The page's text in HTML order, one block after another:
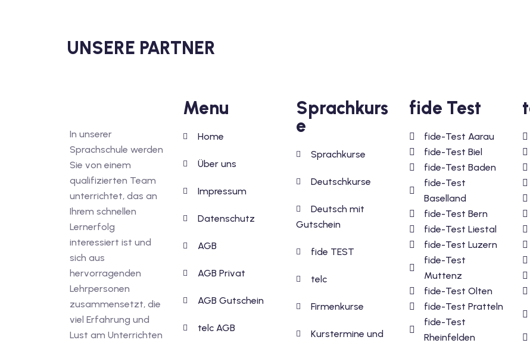
UNSERE PARTNER
In unserer
Sprachschule werden
Sie von einem
qualifizierten Team
unterrichtet, das an
Ihrem schnellen
Lernerfolg
interessiert ist und
sich aus
hervorragenden
Lehrpersonen
zusammensetzt, die
viel Erfahrung und
Lust am Unterrichten
Menu
Home
Über uns
Impressum
Datenschutz
AGB
AGB Privat
AGB Gutschein
telc AGB
Sprachkurs
e
Sprachkurse
Deutschkurse
Deutsch mit
Gutschein
fide TEST
telc
Firmenkurse
Kurstermine und
fide Test
fide-Test Aarau
fide-Test Biel
fide-Test Baden
fide-Test
Baselland
fide-Test Bern
fide-Test Liestal
fide-Test Luzern
fide-Test
Muttenz
fide-Test Olten
fide-Test Pratteln
fide-Test
Rheinfelden